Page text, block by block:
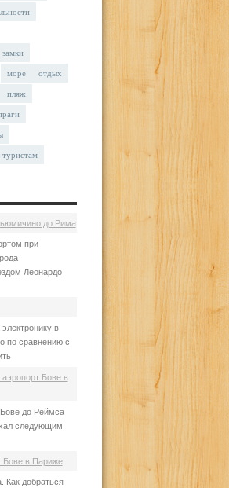
замки
море отдых
пляж
туристам
до Рима
при
Леонардо
в
по сравнению с
аэропорт Бове в
до Реймса
следующим
Бове в Париже
Как добраться